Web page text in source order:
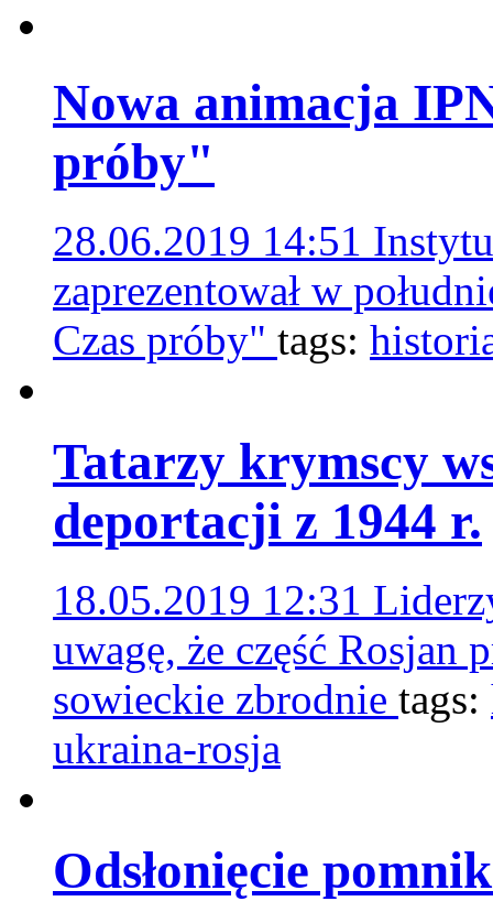
Nowa animacja
próby"
28.06.2019 14:51
zaprezentował w
Czas próby" tags:
Tatarzy krymscy
deportacji z 1944 r.
18.05.2019 12:31
uwagę, że część Rosjan
sowieckie zbrodnie tags:
ukraina-rosja
Odsłonięcie